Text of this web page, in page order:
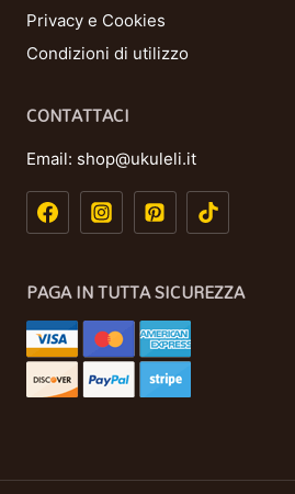
Privacy e Cookies
Condizioni di utilizzo
CONTATTACI
Email: shop@ukuleli.it
PAGA IN TUTTA SICUREZZA